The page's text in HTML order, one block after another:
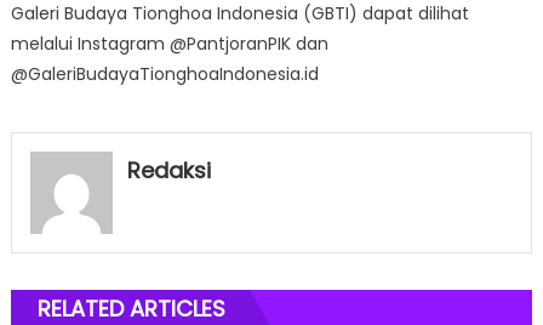
Galeri Budaya Tionghoa Indonesia (GBTI) dapat dilihat
melalui Instagram @PantjoranPIK dan
@GaleriBudayaTionghoaIndonesia.id
Redaksi
RELATED ARTICLES